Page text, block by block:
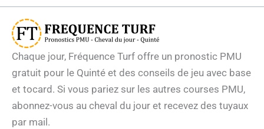
Chaque jour, Fréquence Turf offre un pronostic PMU
gratuit pour le Quinté et des conseils de jeu avec base
et tocard. Si vous pariez sur les autres courses PMU,
abonnez-vous au cheval du jour et recevez des tuyaux
par mail.